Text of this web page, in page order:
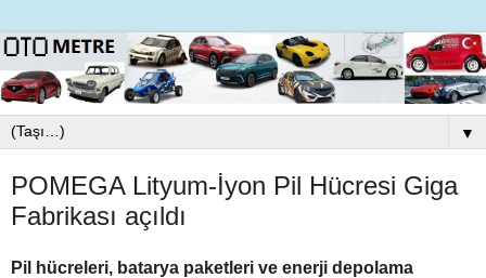
▼
POMEGA Lityum-İyon Pil Hücresi Giga
Fabrikası açıldı
Pil hücreleri, batarya paketleri ve enerji depolama